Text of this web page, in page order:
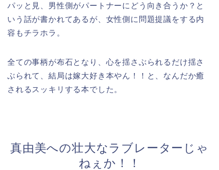
パッと見、男性側がパートナーにどう向き合うか？と
いう話が書かれてあるが、女性側に問題提議をする内
容もチラホラ。
全ての事柄が布石となり、心を揺さぶられるだけ揺さ
ぶられて、結局は嫁大好き本やん！！と、なんだか癒
されるスッキリする本でした。
真由美への壮大なラブレーターじゃ
ねぇか！！